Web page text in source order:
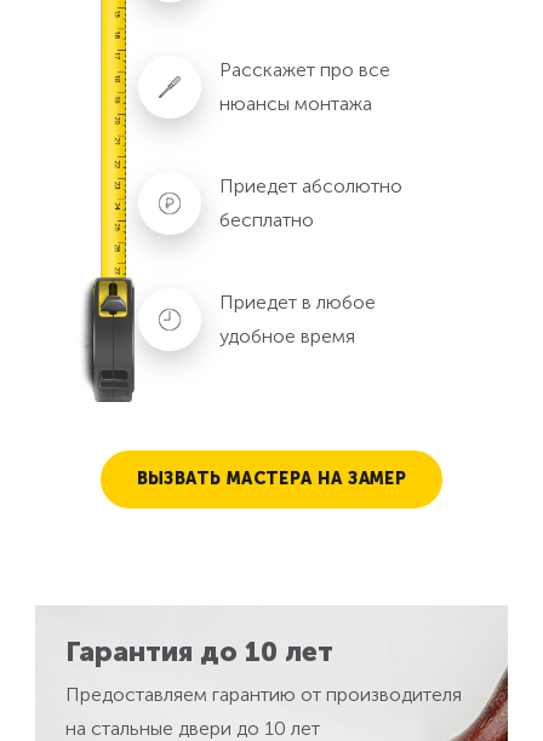
Расскажет про все
нюансы монтажа
Приедет абсолютно
бесплатно
Приедет в любое
удобное время
ВЫЗВАТЬ МАСТЕРА НА ЗАМЕР
Гарантия до 10 лет
Предоставляем гарантию от производителя
на стальные двери до 10 лет